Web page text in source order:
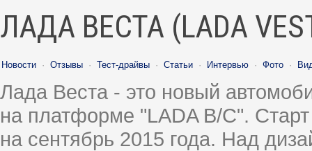
ЛАДА ВЕСТА (LADA
Новости · Отзывы · Тест-драйвы · Статьи · Интервью · Фото ·
Лада Веста - это новый
на платформе "LADA B/C".
на сентябрь 2015 года. Над